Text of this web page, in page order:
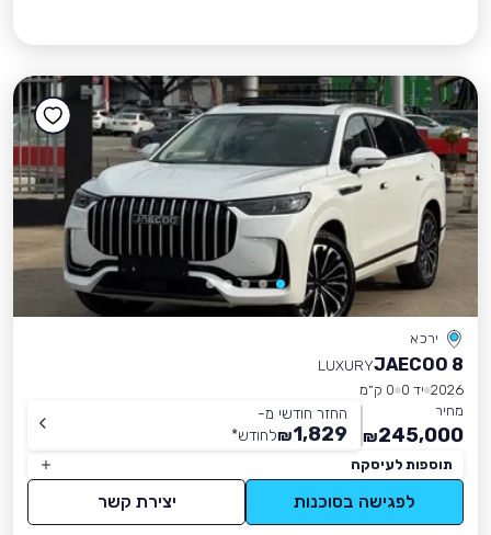
ירכא
JAECOO 8
LUXURY
2026 יד 0
0 ק״מ
מחיר
245,000
₪
החזר חודשי מ-
1,829
₪לחודש*
תוספות לעיסקה
לפגישה בסוכנות יצירת קשר